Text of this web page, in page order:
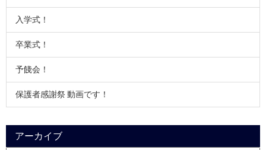
入学式！
卒業式！
予餞会！
保護者感謝祭 動画です！
アーカイブ